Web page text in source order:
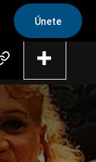
Únete